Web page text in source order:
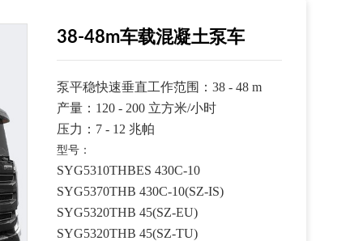
38-48m车载混凝土泵车
泵平稳快速垂直工作范围： 38 - 48 m
产量： 120 - 200 立方米/小时
压力： 7 - 12 兆帕
型号：
SYG5310THBES 430C-10
SYG5370THB 430C-10(SZ-IS)
SYG5320THB 45(SZ-EU)
SYG5320THB 45(SZ-TU)